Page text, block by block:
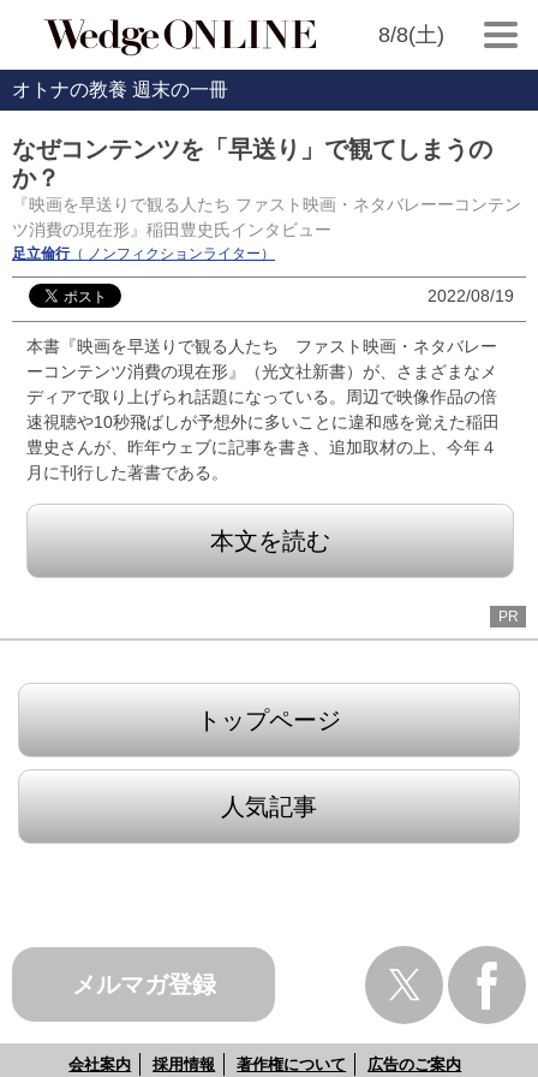
8/8(土)
オトナの教養 週末の一冊
なぜコンテンツを「早送り」で観てしまうの
か？
『映画を早送りで観る人たち ファスト映画・ネタバレーーコンテン
ツ消費の現在形』稲田豊史氏インタビュー
足立倫行（ ノンフィクションライター）
2022/08/19
本書『映画を早送りで観る人たち ファスト映画・ネタバレー
ーコンテンツ消費の現在形』（光文社新書）が、さまざまなメ
ディアで取り上げられ話題になっている。周辺で映像作品の倍
速視聴や10秒飛ばしが予想外に多いことに違和感を覚えた稲田
豊史さんが、昨年ウェブに記事を書き、追加取材の上、今年４
月に刊行した著書である。
本文を読む
PR
トップページ
人気記事
メルマガ登録
会社案内 採用情報 著作権について 広告のご案内